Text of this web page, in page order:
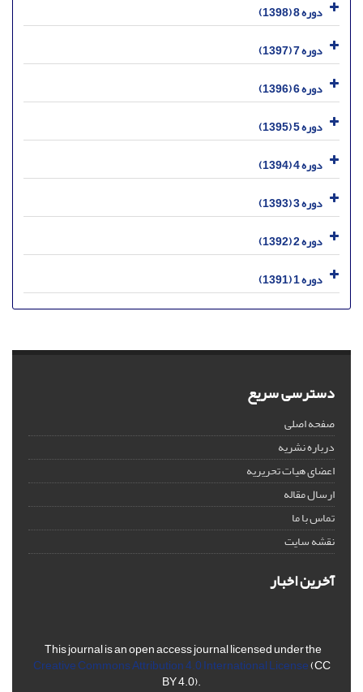
دوره 8 (1398)
دوره 7 (1397)
دوره 6 (1396)
دوره 5 (1395)
دوره 4 (1394)
دوره 3 (1393)
دوره 2 (1392)
دوره 1 (1391)
دسترسی سریع
صفحه اصلی
درباره نشریه
اعضای هیات تحریریه
ارسال مقاله
تماس با ما
نقشه سایت
آخرین اخبار
This journal is an open access journal licensed under the
Creative Commons Attribution 4.0 International License(CC
BY 4.0).